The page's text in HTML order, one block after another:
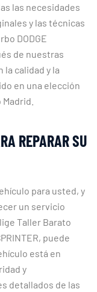
las necesidades
y las técnicas
DODGE
de nuestras
calidad y la
en una elección
REPARAR SU
para usted, y
un servicio
Taller Barato
puede
está en
y
detallados de las